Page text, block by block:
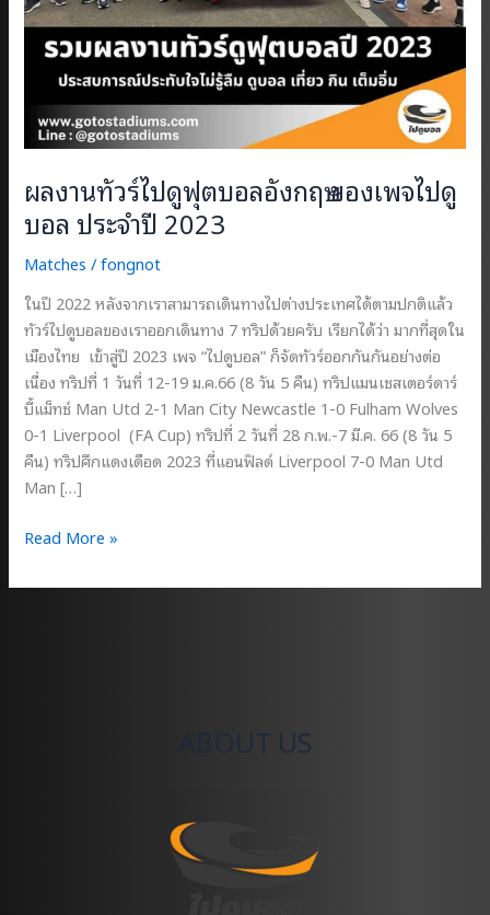
ผลงานทัวร์ไปดูฟุตบอลอังกฤษ ของเพจไปดู
บอล ประจำปี 2023
Matches /fongnot
ในปี 2022 หลังจากเราสามารถเดินทางไปต่างประเทศได้ตามปกติแล้ว
ทัวร์ไปดูบอลของเราออกเดินทาง 7 ทริปด้วยครับ เรียกได้ว่า มากที่สุดใน
เมืองไทย เข้าสู่ปี 2023 เพจ “ไปดูบอล” ก็จัดทัวร์ออกกันกันอย่างต่อ
เนื่อง ทริปที่ 1 วันที่ 12-19 ม.ค.66 (8 วัน 5 คืน) ทริปแมนเชสเตอร์ดาร์
บี้แม็ทช์ Man Utd 2-1 Man City Newcastle 1-0 Fulham Wolves
0-1 Liverpool (FA Cup) ทริปที่ 2 วันที่ 28 ก.พ.-7 มี.ค. 66 (8 วัน 5
คืน) ทริปศึกแดงเดือด 2023 ที่แอนฟิลด์ Liverpool 7-0 Man Utd
Man […]
ผล
ทัวร์
Read More »
ABOUT US